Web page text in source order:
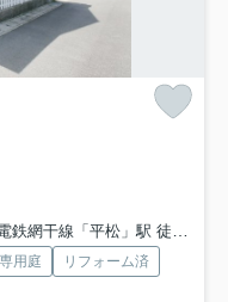
鉄網干線「平松」駅 徒歩29分
専用庭
リフォーム済